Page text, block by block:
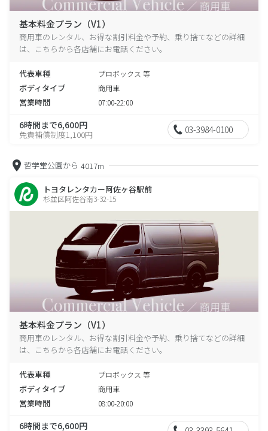
基本料金プラン（V1）
商用車のレンタル、お得な割引料金や予約、乗り捨てなどの詳細
は、こちらから各店舗にお電話ください。
代表車種 プロボックス 等
ボディタイプ 商用車
営業時間 07:00-22:00
6時間まで6,600円
免責補償制度1,100円 03-3984-0100
哲学堂公園から 4017m
トヨタレンタカー阿佐ヶ谷駅前
杉並区阿佐谷南3-32-15
基本料金プラン（V1）
商用車のレンタル、お得な割引料金や予約、乗り捨てなどの詳細
は、こちらから各店舗にお電話ください。
代表車種 プロボックス 等
ボディタイプ 商用車
営業時間 08:00-20:00
6時間まで6,600円